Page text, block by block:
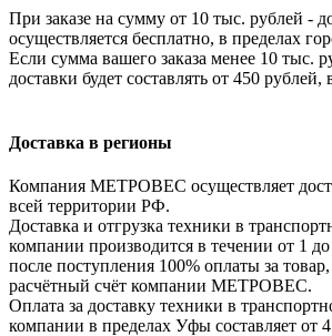
При заказе на сумму от 10 тыс. рублей -
осуществляется бесплатно, в пределах
Если сумма вашего заказа менее 10 тыс.
доставки будет составлять от 450 рублей,
Доставка в регионы
Компания МЕТРОВЕС осуществляет
всей территории РФ.
Доставка и отгрузка техники в
компании производится в течении от 1
после поступления 100% оплаты за
расчётный счёт компании МЕТРОВЕС.
Оплата за доставку техники в
компании в пределах Уфы составляет от